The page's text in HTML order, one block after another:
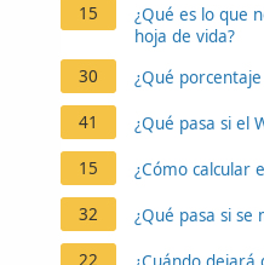
15
¿Qué es lo que
hoja de vida?
30
¿Qué
41 ¿Qué pasa si el
15 ¿Cómo calcular
32 ¿Qué pasa si se
22